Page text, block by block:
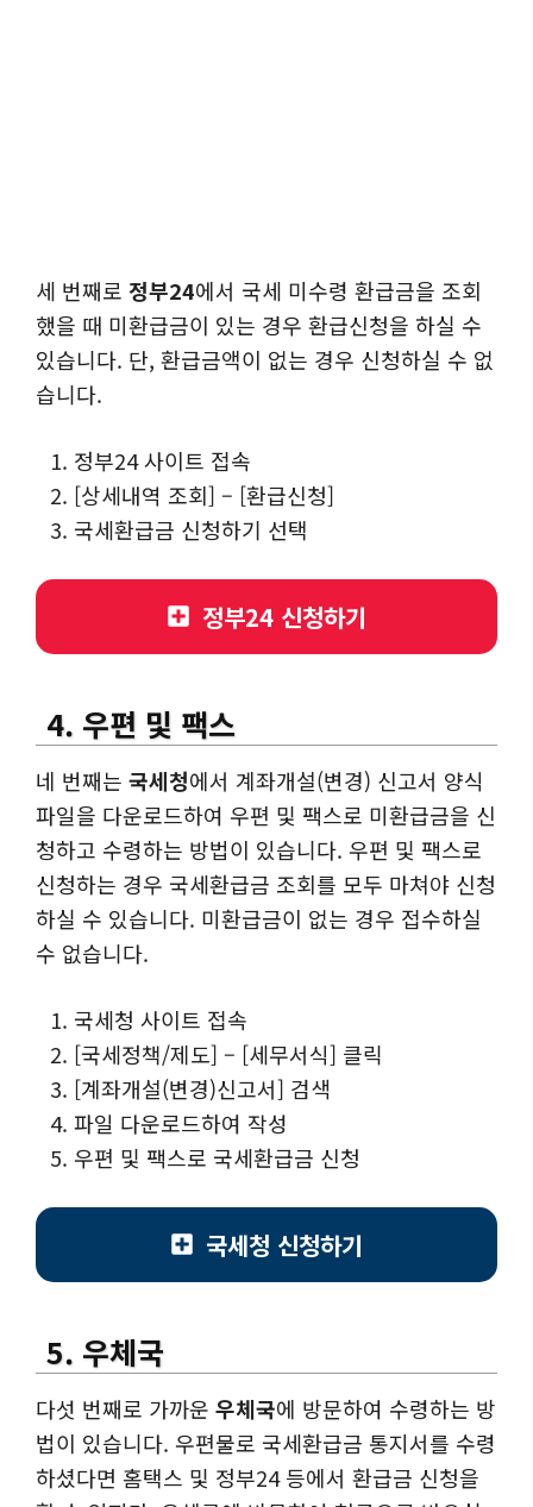
세 번째로 정부24에서 국세 미수령 환급금을 조회
했을 때 미환급금이 있는 경우 환급신청을 하실 수
있습니다. 단, 환급금액이 없는 경우 신청하실 수 없
습니다.
정부24 사이트 접속
[상세내역 조회] – [환급신청]
국세환급금 신청하기 선택
정부24 신청하기
4. 우편 및 팩스
네 번째는 국세청에서 계좌개설(변경) 신고서 양식
파일을 다운로드하여 우편 및 팩스로 미환급금을 신
청하고 수령하는 방법이 있습니다. 우편 및 팩스로
신청하는 경우 국세환급금 조회를 모두 마쳐야 신청
하실 수 있습니다. 미환급금이 없는 경우 접수하실
수 없습니다.
국세청 사이트 접속
[국세정책/제도] – [세무서식] 클릭
[계좌개설(변경)신고서] 검색
파일 다운로드하여 작성
우편 및 팩스로 국세환급금 신청
국세청 신청하기
5. 우체국
다섯 번째로 가까운 우체국에 방문하여 수령하는 방
법이 있습니다. 우편물로 국세환급금 통지서를 수령
하셨다면 홈택스 및 정부24 등에서 환급금 신청을